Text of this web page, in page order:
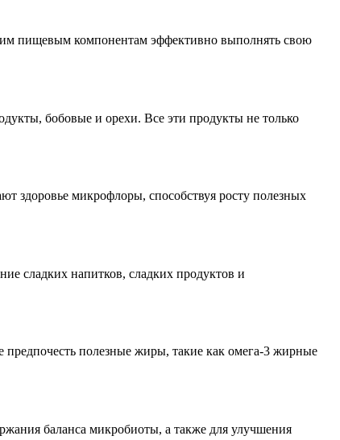
пищевым компонентам эффективно выполнять свою
бобовые и орехи. Все эти продукты не только
здоровье микрофлоры, способствуя росту полезных
сладких напитков, сладких продуктов и
полезные жиры, такие как омега-3 жирные
баланса микробиоты, а также для улучшения